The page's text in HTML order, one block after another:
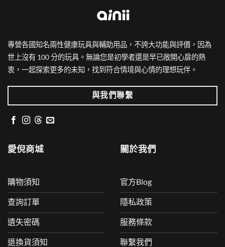
專營各國知名兩性健康玩具與輔助用品，不誇大功能與評價，因為
世上沒有 100 分的玩具。無論您是初學者還是早已敞開心扉的熱
衷，一起探索更多的未知，找到符合情境與心情的理想玩伴。
與我們聯繫
愛倪商城
購物須知
查詢訂單
遺失密碼
退換貨須知
關於我們
官方Blog
隱私政策
服務條款
聯繫我們